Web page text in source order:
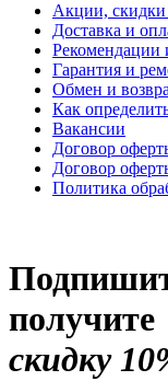
Акции,
Доставка и
Рекомендации
Гарантия и
Обмен и
Как
Вакансии
Договор
Договор
Политика
получите
скидку